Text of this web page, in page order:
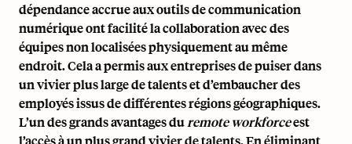
dépendance accrue aux outils de communication
numérique ont facilité la collaboration avec des
équipes non localisées physiquement au même
endroit. Cela a permis aux entreprises de puiser dans
un vivier plus large de talents et d’embaucher des
employés issus de différentes régions géographiques.
L’un des grands avantages duremote workforceest
l’accès à un plus grand vivier de talents. En éliminant